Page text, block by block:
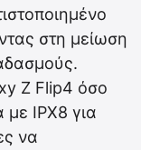
στη μείωση
Z Flip4 όσο
με IPX8 για
να